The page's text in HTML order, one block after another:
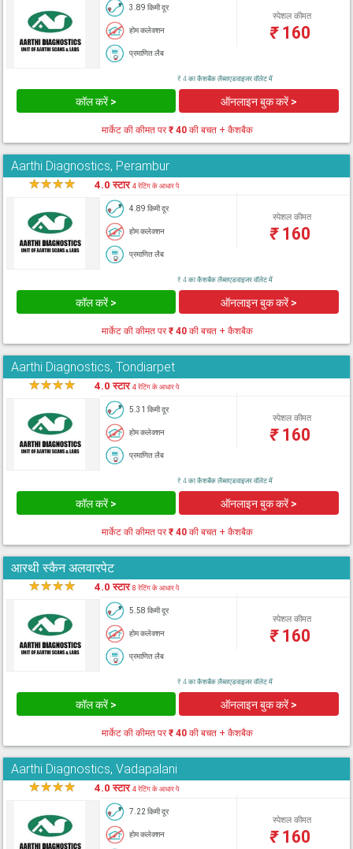
3.89 किमी दूर
होम कलेक्शन
प्रमाणित लैब
स्पेशल कीमत
₹160
₹ 4 का कैशबैक लैब्सएडवाइजर वॉलेट में
कॉल करें > ऑनलाइन बुक करें >
मार्केट की कीमत पर₹ 40 की बचत + कैशबैक
Aarthi Diagnostics, Perambur
★★★★ 4.0 स्टार4 रेटिंग के आधार पे
4.89 किमी दूर
होम कलेक्शन
प्रमाणित लैब
स्पेशल कीमत
₹160
₹ 4 का कैशबैक लैब्सएडवाइजर वॉलेट में
कॉल करें > ऑनलाइन बुक करें >
मार्केट की कीमत पर₹ 40 की बचत + कैशबैक
Aarthi Diagnostics, Tondiarpet
★★★★ 4.0 स्टार4 रेटिंग के आधार पे
5.31 किमी दूर
होम कलेक्शन
प्रमाणित लैब
स्पेशल कीमत
₹160
₹ 4 का कैशबैक लैब्सएडवाइजर वॉलेट में
कॉल करें > ऑनलाइन बुक करें >
मार्केट की कीमत पर₹ 40 की बचत + कैशबैक
आरथी स्कैन अलवारपेट
★★★★ 4.0 स्टार8 रेटिंग के आधार पे
5.58 किमी दूर
होम कलेक्शन
प्रमाणित लैब
स्पेशल कीमत
₹160
₹ 4 का कैशबैक लैब्सएडवाइजर वॉलेट में
कॉल करें > ऑनलाइन बुक करें >
मार्केट की कीमत पर₹ 40 की बचत + कैशबैक
Aarthi Diagnostics, Vadapalani
★★★★ 4.0 स्टार4 रेटिंग के आधार पे
7.22 किमी दूर
होम कलेक्शन
स्पेशल कीमत
₹160